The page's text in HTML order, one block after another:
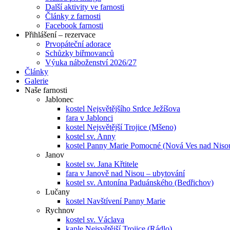
Další aktivity ve farnosti
Články z farnosti
Facebook farnosti
Přihlášení – rezervace
Prvopáteční adorace
Schůzky biřmovanců
Výuka náboženství 2026/27
Články
Galerie
Naše farnosti
Jablonec
kostel Nejsvětějšího Srdce Ježíšova
fara v Jablonci
kostel Nejsvětější Trojice (Mšeno)
kostel sv. Anny
kostel Panny Marie Pomocné (Nová Ves nad
Janov
kostel sv. Jana Křtitele
fara v Janově nad Nisou – ubytování
kostel sv. Antonína Paduánského (Bedřichov)
Lučany
kostel Navštívení Panny Marie
Rychnov
kostel sv. Václava